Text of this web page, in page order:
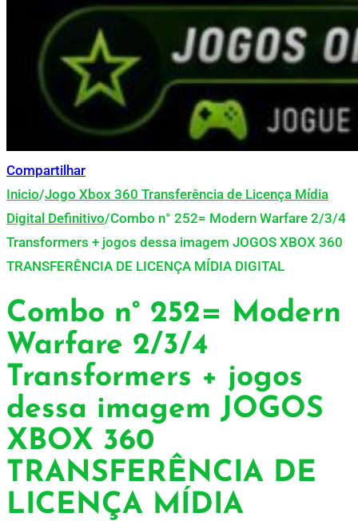
Compartilhar
Inicio/Jogo Xbox 360 Transferência de Licença Mídia
Digital Definitivo/Combo n° 252= Modern Warfare 2/3/4
Transformers + jogos dessa imagem JOGOS XBOX 360
TRANSFERÊNCIA DE LICENÇA MÍDIA DIGITAL
Combo n° 252= Modern
Warfare 2/3/4
Transformers + jogos
dessa imagem JOGOS
XBOX 360
TRANSFERÊNCIA DE
LICENÇA MÍDIA